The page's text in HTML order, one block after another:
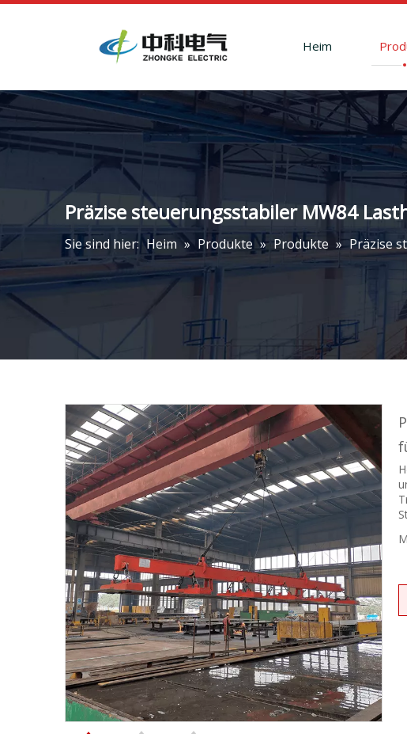
Heim
Präzise steuerungsstabiler MW84
Sie sind hier: Heim » Produkte » Produkte » Präzise